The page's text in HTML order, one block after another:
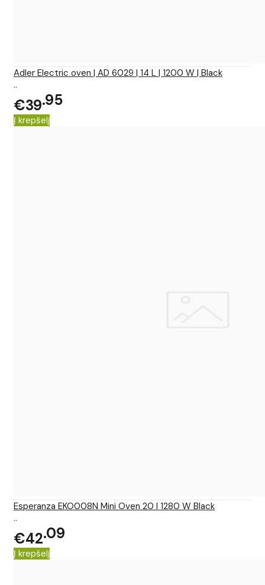
Adler Electric oven | AD 6029 | 14 L | 1200 W | Black
..
€39 95
Į krepšelį
Esperanza EKO008N Mini Oven 20 l 1280 W Black
..
€42 09
Į krepšelį